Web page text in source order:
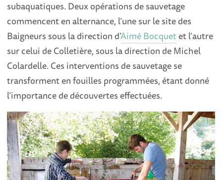
subaquatiques. Deux opérations de sauvetage
commencent en alternance, l’une sur le site des
Baigneurs sous la direction d’Aimé Bocquetet l’autre
sur celui de Colletière, sous la direction de Michel
Colardelle. Ces interventions de sauvetage se
transforment en fouilles programmées, étant donné
l’importance de découvertes effectuées.